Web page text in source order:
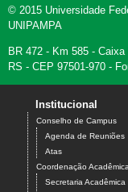
© 2015 Universidade
UNIPAMPA
BR 472 - Km 585 -
RS - CEP 97501-970 -
Institucional
Conselho de Campus
Agenda de Reuniões
Atas
Coordenação
Secretaria Acadêmica